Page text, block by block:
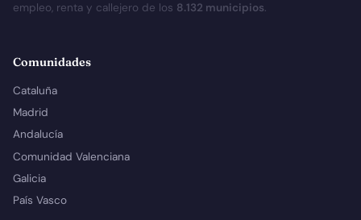
empleo, renta y callejero de los 8.132 municipios.
Comunidades
Cataluña
Madrid
Andalucía
Comunidad Valenciana
Galicia
País Vasco